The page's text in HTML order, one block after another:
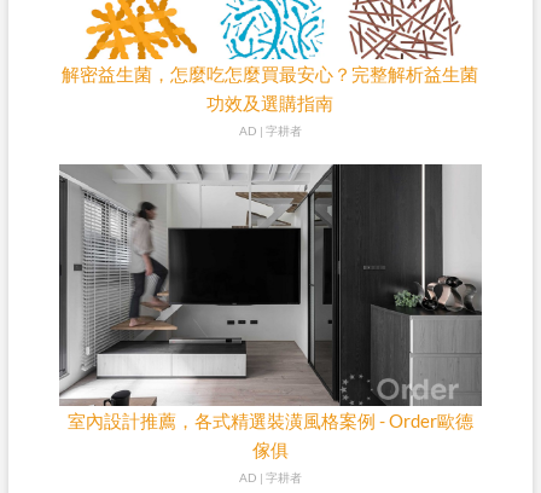
解密益生菌，怎麼吃怎麼買最安心？完整解析益生菌
功效及選購指南
AD | 字耕者
室內設計推薦，各式精選裝潢風格案例 - Order歐德
傢俱
AD | 字耕者